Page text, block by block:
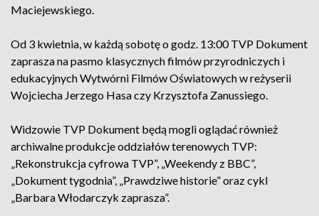
Maciejewskiego.
Od 3 kwietnia, w każdą sobotę o godz. 13:00 TVP Dokument
zaprasza na pasmo klasycznych filmów przyrodniczych i
edukacyjnych Wytwórni Filmów Oświatowych w reżyserii
Wojciecha Jerzego Hasa czy Krzysztofa Zanussiego.
Widzowie TVP Dokument będą mogli oglądać również
archiwalne produkcje oddziałów terenowych TVP:
„Rekonstrukcja cyfrowa TVP”, „Weekendy z BBC”,
„Dokument tygodnia”, „Prawdziwe historie” oraz cykl
„Barbara Włodarczyk zaprasza”.